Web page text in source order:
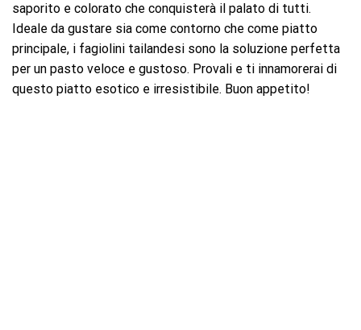
saporito e colorato che conquisterà il palato di tutti.
Ideale da gustare sia come contorno che come piatto
principale, i fagiolini tailandesi sono la soluzione perfetta
per un pasto veloce e gustoso. Provali e ti innamorerai di
questo piatto esotico e irresistibile. Buon appetito!